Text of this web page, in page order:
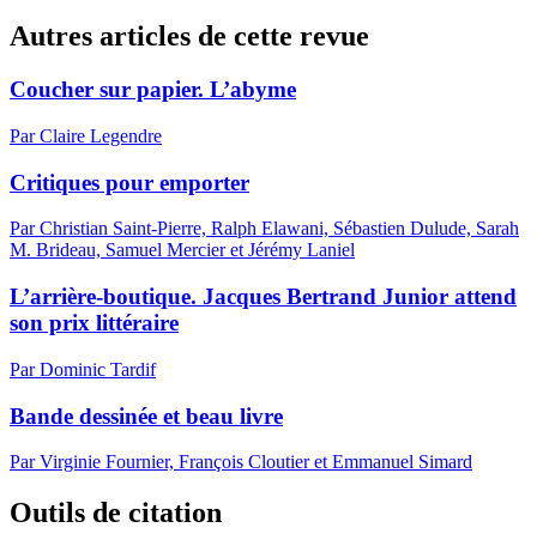
Autres articles de cette revue
Coucher sur papier. L’abyme
Par Claire Legendre
Critiques pour emporter
Par Christian Saint-Pierre, Ralph Elawani, Sébastien Dulude, Sarah
M. Brideau, Samuel Mercier et Jérémy Laniel
L’arrière-boutique. Jacques Bertrand Junior attend
son prix littéraire
Par Dominic Tardif
Bande dessinée et beau livre
Par Virginie Fournier, François Cloutier et Emmanuel Simard
Outils de citation